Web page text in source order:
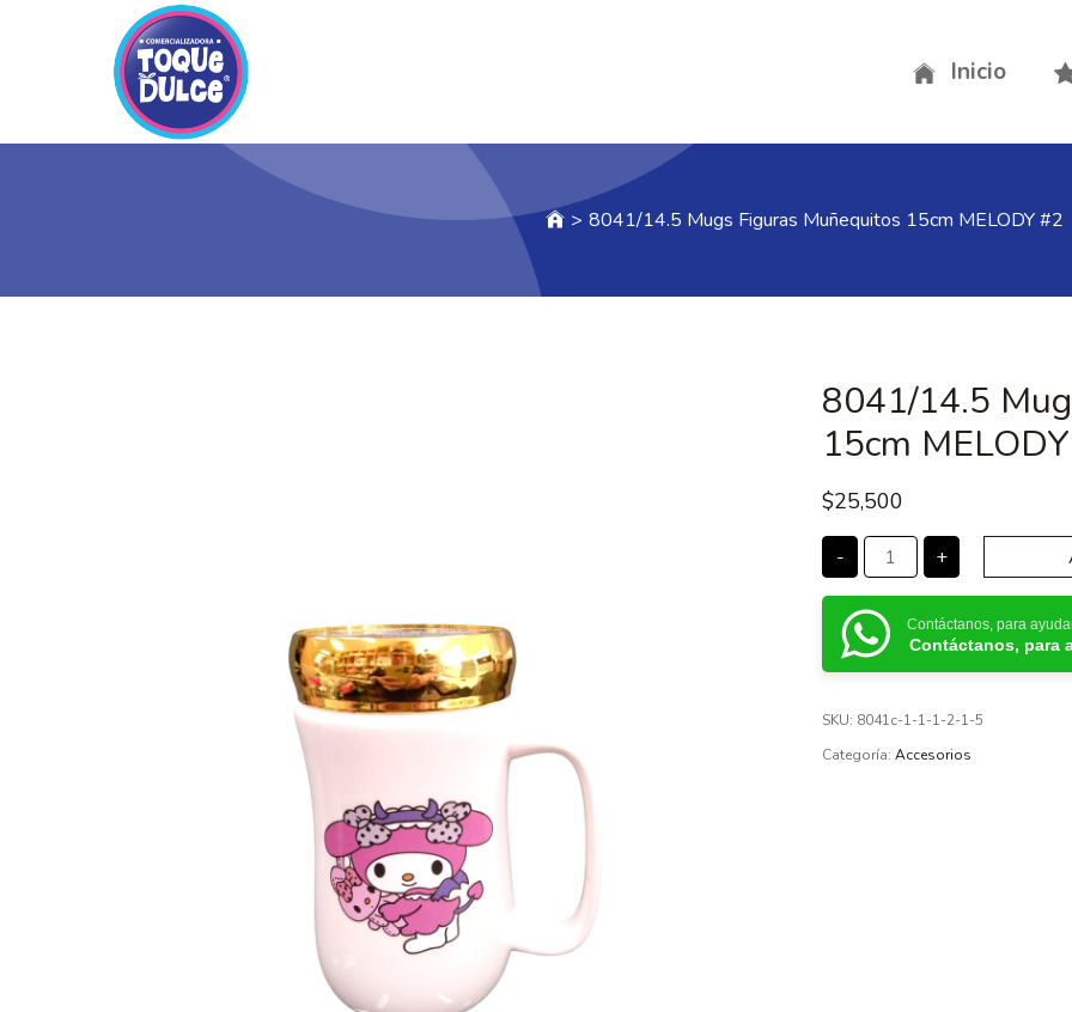
Inicio
> 8041/14.5 Mugs Figuras Muñequitos 15cm MELODY #2
8041/14.5
15cm
$25,500
- +
Contáctanos, para
Contáctanos, para
SKU: 8041c-1-1-1-2-1-5
Categoría: Accesorios